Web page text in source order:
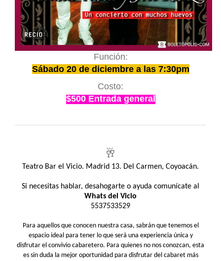
Función:
Sábado 20 de diciembre a las 7:30pm
Costo:
$500 Entrada general
🥂
Teatro Bar el Vicio. Madrid 13. Del Carmen, Coyoacán.
Si necesitas hablar, desahogarte o ayuda comunícate al
Whats del Vicio
5537533529
Para aquellos que conocen nuestra casa, sabrán que tenemos el
espacio ideal para tener lo que será una experiencia única y
disfrutar el convivio cabaretero. Para quienes no nos conozcan, esta
es sin duda la mejor oportunidad para disfrutar del cabaret más